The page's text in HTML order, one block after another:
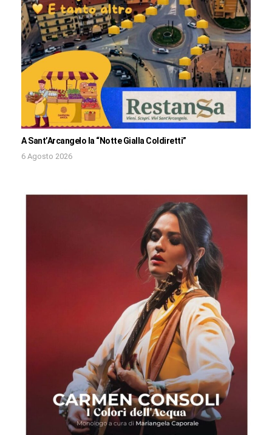
A Sant’Arcangelo la “Notte Gialla Coldiretti”
6 Agosto 2026